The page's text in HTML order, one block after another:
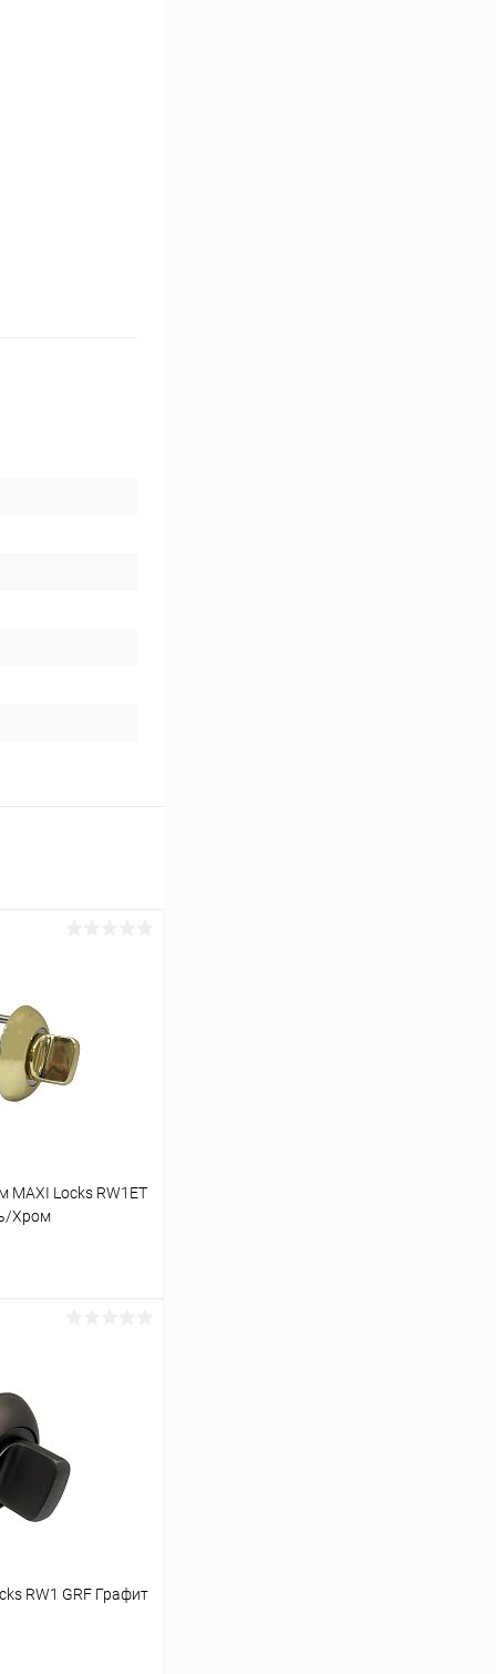
MAXI Locks RW1ET
Хром
Сравнение
В наличии
RW1 GRF Графит